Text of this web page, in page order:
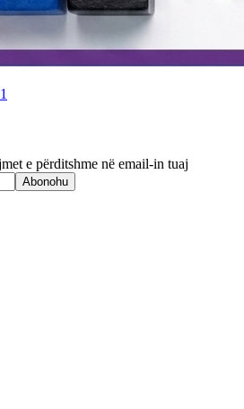
e përditshme në email-in tuaj
Abonohu